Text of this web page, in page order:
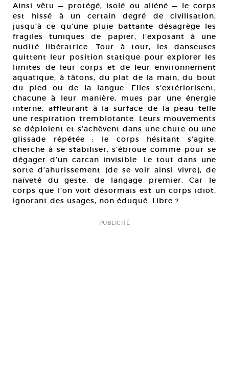
Ainsi vêtu — protégé, isolé ou aliéné — le corps
est hissé à un certain degré de civilisation,
jusqu’à ce qu’une pluie battante désagrège les
fragiles tuniques de papier, l’exposant à une
nudité libératrice. Tour à tour, les danseuses
quittent leur position statique pour explorer les
limites de leur corps et de leur environnement
aquatique, à tâtons, du plat de la main, du bout
du pied ou de la langue. Elles s’extériorisent,
chacune à leur manière, mues par une énergie
interne, affleurant à la surface de la peau telle
une respiration tremblotante. Leurs mouvements
se déploient et s’achèvent dans une chute ou une
glissade répétée ; le corps hésitant s’agite,
cherche à se stabiliser, s’ébroue comme pour se
dégager d’un carcan invisible. Le tout dans une
sorte d’ahurissement (de se voir ainsi vivre), de
naïveté du geste, de langage premier. Car le
corps que l’on voit désormais est un corps idiot,
ignorant des usages, non éduqué. Libre ?
PUBLICITÉ